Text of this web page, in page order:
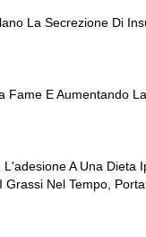
La Secrezione Di
E Aumentando
A Una
Nel Tempo,